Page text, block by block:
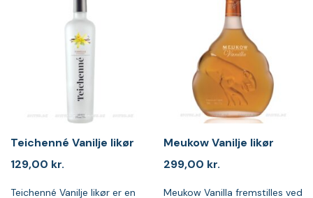
Teichenné Vanilje likør
129,00 kr.
Teichenné Vanilje likør er en
Meukow Vanilje likør
299,00 kr.
Meukow Vanilla fremstilles ved